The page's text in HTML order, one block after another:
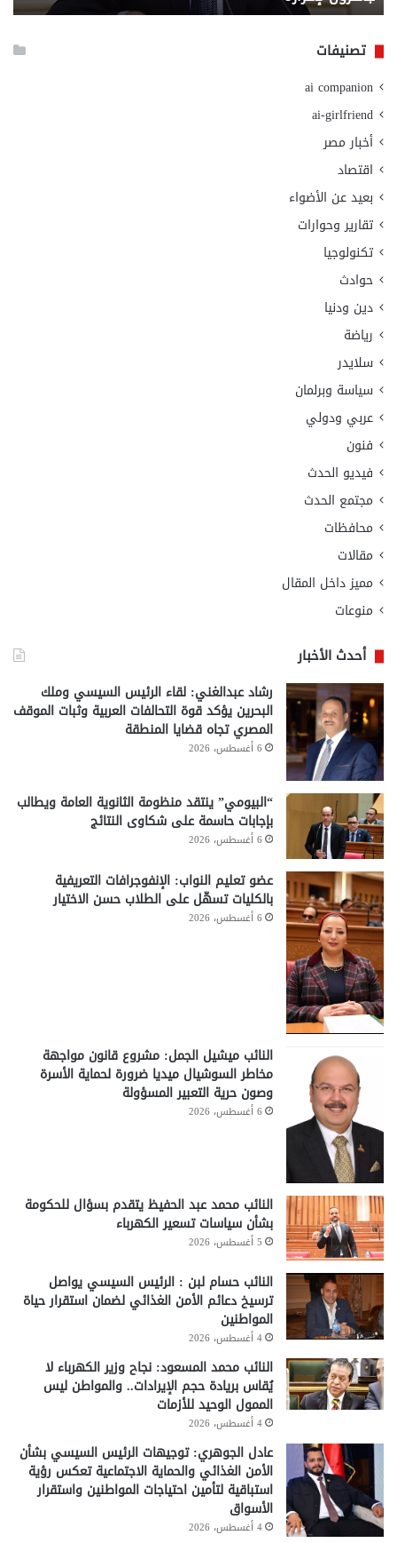
تصنيفات
ai companion
ai-girlfriend
أخبار مصر
اقتصاد
بعيد عن الأضواء
تقارير وحوارات
تكنولوجيا
حوادث
دين ودنيا
رياضة
سلايدر
سياسة وبرلمان
عربي ودولي
فنون
فيديو الحدث
مجتمع الحدث
محافظات
مقالات
مميز داخل المقال
منوعات
أحدث الأخبار
رشاد عبدالغني: لقاء الرئيس السيسي وملك
البحرين يؤكد قوة التحالفات العربية وثبات الموقف
المصري تجاه قضايا المنطقة
6 أغسطس، 2026
“البيومي” ينتقد منظومة الثانوية العامة ويطالب
بإجابات حاسمة على شكاوى النتائج
6 أغسطس، 2026
عضو تعليم النواب: الإنفوجرافات التعريفية
بالكليات تسهّل على الطلاب حسن الاختيار
6 أغسطس، 2026
النائب ميشيل الجمل: مشروع قانون مواجهة
مخاطر السوشيال ميديا ضرورة لحماية الأسرة
وصون حرية التعبير المسؤولة
6 أغسطس، 2026
النائب محمد عبد الحفيظ يتقدم بسؤال للحكومة
بشأن سياسات تسعير الكهرباء
5 أغسطس، 2026
النائب حسام لبن : الرئيس السيسي يواصل
ترسيخ دعائم الأمن الغذائي لضمان استقرار حياة
المواطنين
4 أغسطس، 2026
النائب محمد المسعود: نجاح وزير الكهرباء لا
يُقاس بريادة حجم الإيرادات.. والمواطن ليس
الممول الوحيد للأزمات
4 أغسطس، 2026
عادل الجوهري: توجيهات الرئيس السيسي بشأن
الأمن الغذائي والحماية الاجتماعية تعكس رؤية
استباقية لتأمين احتياجات المواطنين واستقرار
الأسواق
4 أغسطس، 2026